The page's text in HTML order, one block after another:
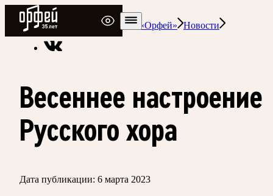
Радио Орфей
Радио классической музыки «Орфей»
Новости
Весеннее настроение
Русского хора
Дата публикации: 6 марта 2023